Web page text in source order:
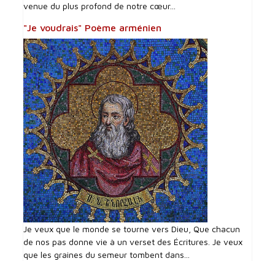
venue du plus profond de notre cœur...
"Je voudrais" Poème arménien
Je veux que le monde se tourne vers Dieu, Que chacun
de nos pas donne vie à un verset des Écritures. Je veux
que les graines du semeur tombent dans...